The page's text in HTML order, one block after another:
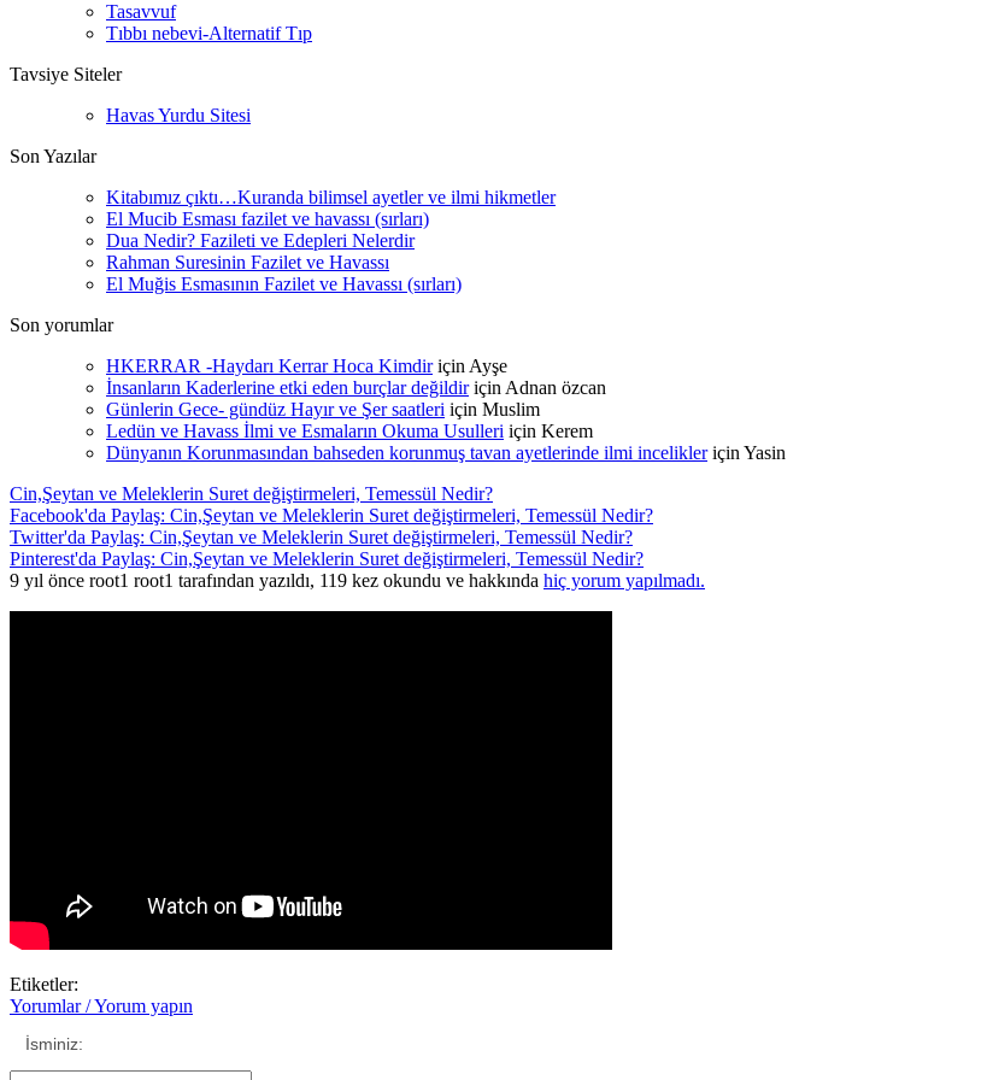
Tasavvuf
Tıbbı nebevi-Alternatif Tıp
Tavsiye Siteler
Havas Yurdu Sitesi
Son Yazılar
Kitabımız çıktı…Kuranda bilimsel ayetler ve ilmi hikmetler
El Mucib Esması fazilet ve havassı (sırları)
Dua Nedir? Fazileti ve Edepleri Nelerdir
Rahman Suresinin Fazilet ve Havassı
El Muğis Esmasının Fazilet ve Havassı (sırları)
Son yorumlar
HKERRAR -Haydarı Kerrar Hoca Kimdiriçin Ayşe
İnsanların Kaderlerine etki eden burçlar değildiriçin Adnan özcan
Günlerin Gece- gündüz Hayır ve Şer saatleri için Muslim
Ledün ve Havass İlmi ve Esmaların Okuma Usulleri için Kerem
Dünyanın Korunmasından bahseden korunmuş tavan ayetlerinde ilmi incelikleriçin Yasin
Cin,Şeytan ve Meleklerin Suret değiştirmeleri, Temessül Nedir?
Facebook'da Paylaş: Cin,Şeytan ve Meleklerin Suret değiştirmeleri, Temessül Nedir?
Twitter'da Paylaş: Cin,Şeytan ve Meleklerin Suret değiştirmeleri, Temessül Nedir?
Pinterest'da Paylaş: Cin,Şeytan ve Meleklerin Suret değiştirmeleri, Temessül Nedir?
9 yıl önce root1 root1 tarafından yazıldı, 119 kez okundu ve hakkında hiç yorum yapılmadı.
Etiketler:
Yorumlar / Yorum yapın
İsminiz: